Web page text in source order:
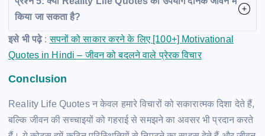
किया जा सकता है?
इसे भी पढ़े :सपनों को साकार करने के लिए [100+] Motivational
Quotes in Hindi – जीवन को बदलने वाले प्रेरक विचार
Conclusion
Reality Life Quotes न केवल हमारे विचारों को सकारात्मक दिशा देते हैं,
बल्कि जीवन की सच्चाइयों को गहराई से समझने का अवसर भी प्रदान करते